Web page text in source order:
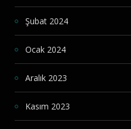
Şubat 2024
Ocak 2024
Aralık 2023
Kasım 2023